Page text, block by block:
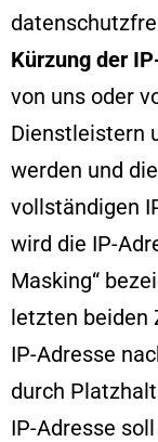
Kürzung der
von uns oder
Dienstleistern
werden und
vollständigen
wird die IP-
Masking“
letzten beiden
IP-Adresse
durch
IP-Adresse